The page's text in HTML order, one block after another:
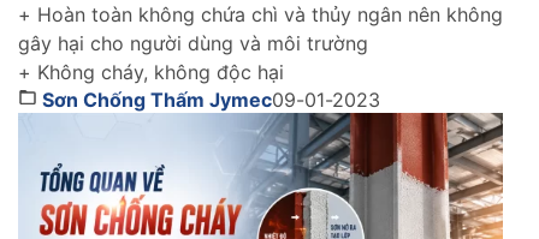
+ Hoàn toàn không chứa chì và thủy ngân nên không
gây hại cho người dùng và môi trường
+ Không cháy, không độc hại
Sơn Chống Thấm Jymec09-01-2023